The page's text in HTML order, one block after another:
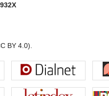
BY 4.0).